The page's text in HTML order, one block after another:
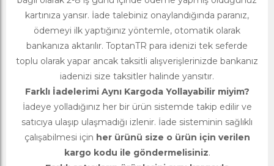
kartınıza yansır. İade talebiniz onaylandığında paranız,
ödemeyi ilk yaptığınız yöntemle, otomatik olarak
bankanıza aktarılır. ToptanTR para idenizi tek seferde
toplu olarak yapar ancak taksitli alışverişlerinizde bankanız
iadenizi size taksitler halinde yansıtır.
Farklı İadelerimi Aynı Kargoda Yollayabilir miyim?
İadeye yolladığınız her bir ürün sistemde takip edilir ve
satıcıya ulaşıp ulaşmadığı izlenir. İade sisteminin sağlıklı
çalışabilmesi için her ürünü size o ürün için verilen
kargo kodu ile göndermelisiniz.